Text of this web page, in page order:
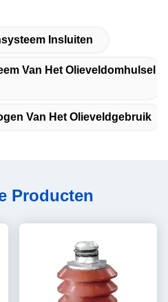
Insluiten
Van Het Olieveldomhulsel
Van Het Olieveldgebruik
Producten